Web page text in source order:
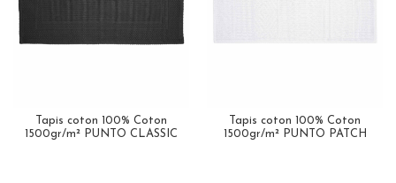
Tapis coton 100% Coton
1500gr/m² PUNTO CLASSIC
Tapis coton 100% Coton
1500gr/m² PUNTO PATCH